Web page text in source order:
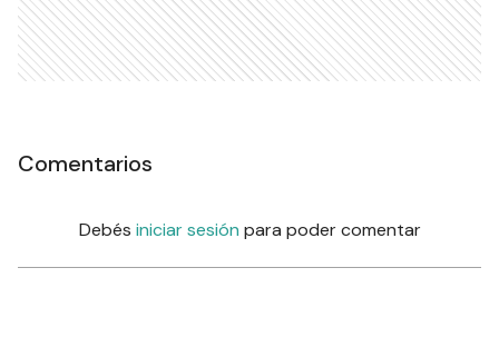
Comentarios
Debés iniciar sesión para poder comentar